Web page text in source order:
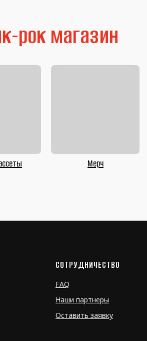
Мерч
рок магазин
СОТРУДНИЧЕСТВО
FAQ
Наши партнеры
Оставить заявку